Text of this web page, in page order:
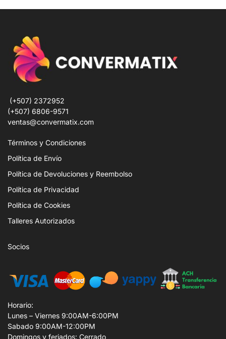
(+507) 2372952
(+507) 6806-9571
ventas@convermatix.com
Términos y Condiciones
Política de Envío
Política de Devoluciones y Reembolso
Política de Privacidad
Política de Cookies
Talleres Autorizados
Socios
Horario:
Lunes – Viernes 9:00AM-6:00PM
Sabado 9:00AM-12:00PM
Domingos y feriados: Cerrado